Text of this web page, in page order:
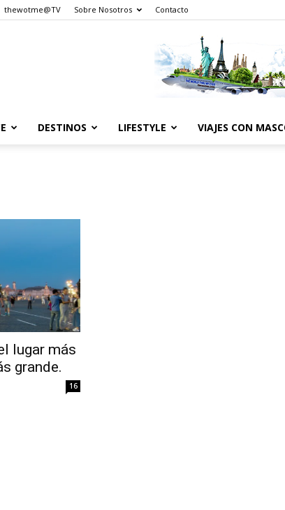
thewotme@TV Sobre Nosotros Contacto
DESTINOS LIFESTYLE VIAJES CON
lugar más
grande.
16